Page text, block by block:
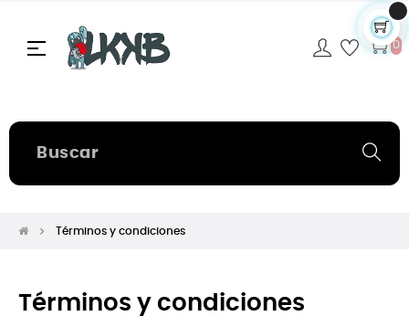
Navegación
☰ 0
Términos y condiciones
Términos y condiciones